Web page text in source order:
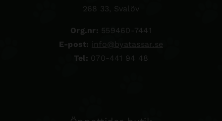
268 33, Svalöv
Org.nr: 559460-7441
E-post: info@byatassar.se
Tel: 070-441 94 48